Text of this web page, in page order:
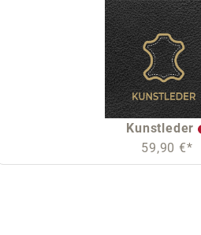
Kunstleder
59,90 €*